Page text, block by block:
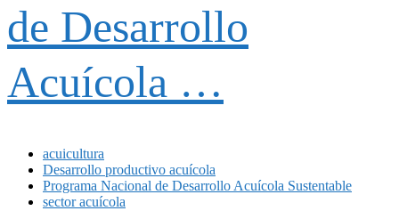
de Desarrollo
Acuícola …
acuicultura
Desarrollo productivo acuícola
Programa Nacional de Desarrollo Acuícola Sustentable
sector acuícola